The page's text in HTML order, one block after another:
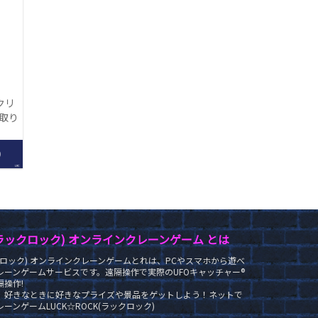
リ
り
LRC
クロック) オンラインクレーンゲーム とは
ック) オンラインクレーンゲームとれは、PCやスマホから遊べ
ンゲームサービスです。遠隔操作で実際のUFOキャッチャー®
操作!
好きなときに好きなプライズや景品をゲットしよう！ネットで
ンゲームLUCK☆ROCK(ラックロック)